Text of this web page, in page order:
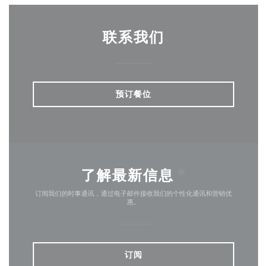
联系我们
预订餐位
了解最新信息
订阅我们的时事通讯，通过电子邮件接收我们的个性化通讯和营销优
惠。
订阅